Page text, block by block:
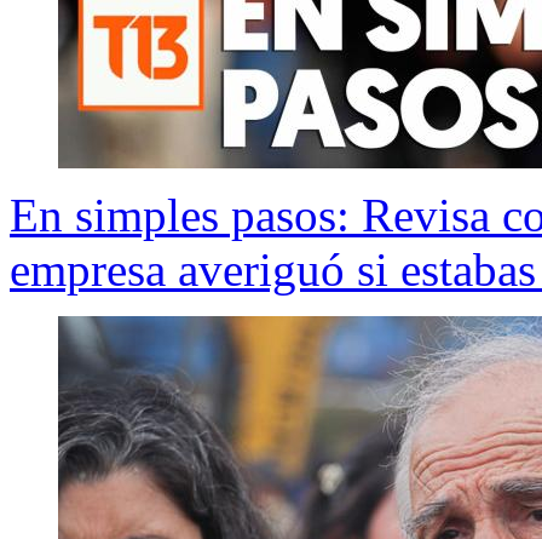
En simples pasos: Revisa
empresa averiguó si